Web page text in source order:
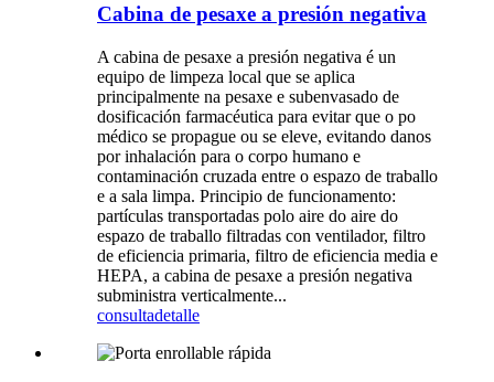
Cabina de pesaxe a presión negativa
A cabina de pesaxe a presión negativa é un
equipo de limpeza local que se aplica
principalmente na pesaxe e subenvasado de
dosificación farmacéutica para evitar que o po
médico se propague ou se eleve, evitando danos
por inhalación para o corpo humano e
contaminación cruzada entre o espazo de traballo
e a sala limpa. Principio de funcionamento:
partículas transportadas polo aire do aire do
espazo de traballo filtradas con ventilador, filtro
de eficiencia primaria, filtro de eficiencia media e
HEPA, a cabina de pesaxe a presión negativa
subministra verticalmente...
consultadetalle